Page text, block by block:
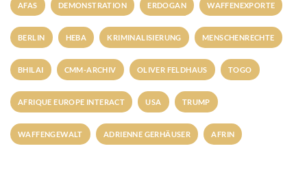
AFAS DEMONSTRATION ERDOGAN WAFFENEXPORTE
BERLIN HEBA KRIMINALISIERUNG MENSCHENRECHTE
BHILAI CMM-ARCHIV OLIVER FELDHAUS TOGO
AFRIQUE EUROPE INTERACT USA TRUMP
WAFFENGEWALT ADRIENNE GERHÄUSER AFRIN